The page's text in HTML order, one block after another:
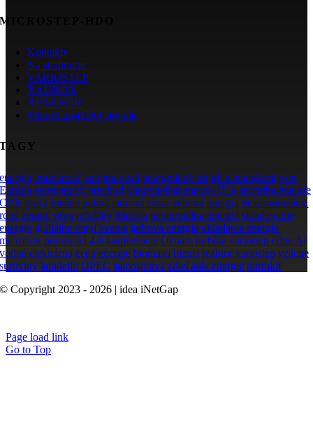
MICROSTEP-HDO
Kontakty
Na stiahnutie
VARIOSTEP
XAURON
XENERGIE
MicroStep-HDO slovník
TAGY
energia budúcnosť zaujímavosti energetický trh trh s energiami svet
Európa energetický prechod obnoviteľná energia IEA spotreba energie
OZE grafy fosílne palivá jadrová fúzia veterná energia dekarbonizácia
ropa zemný plyn rebríčky história geotermálna energia skladovanie
energie globálne otepľovanie jadrová energia ukladanie energie
microbox priemysel 4.0 konferencie Oznam turbína variostep edge AI
vodná elektrárna cena energie biomaso biznis reaktor variostep vzácne
suroviny laradello OPEC samospráva zdieľanie energie northkit
© Copyright 2023 - 2026 | idea iNetGap
Page load link
Go to Top